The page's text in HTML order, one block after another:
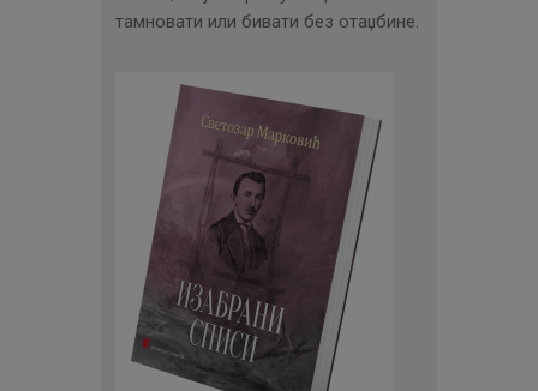
тамновати или бивати без отаџбине.